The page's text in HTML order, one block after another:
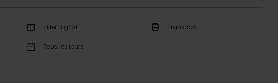
Billet Digital Transport
Tous les jours